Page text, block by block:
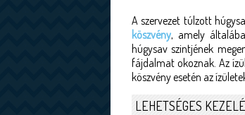
A szervezet túlzott
köszvény, amely
húgysav szintjének
fájdalmat okoznak. Az
köszvény esetén az
LEHETSÉGES